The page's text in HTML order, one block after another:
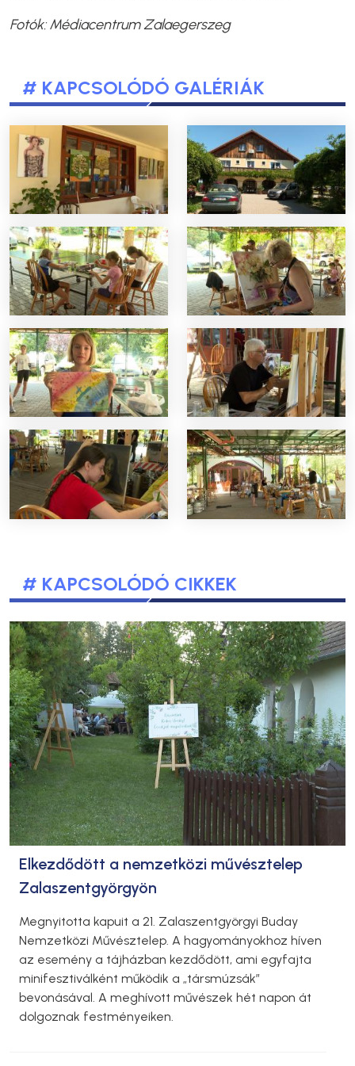
Fotók:Médiacentrum Zalaegerszeg
# KAPCSOLÓDÓ GALÉRIÁK
# KAPCSOLÓDÓ CIKKEK
Elkezdődött a nemzetközi művésztelep
Zalaszentgyörgyön
Megnyitotta kapuit a 21. Zalaszentgyörgyi Buday
Nemzetközi Művésztelep. A hagyományokhoz híven
az esemény a tájházban kezdődött, ami egyfajta
minifesztiválként működik a „társmúzsák”
bevonásával. A meghívott művészek hét napon át
dolgoznak festményeiken.